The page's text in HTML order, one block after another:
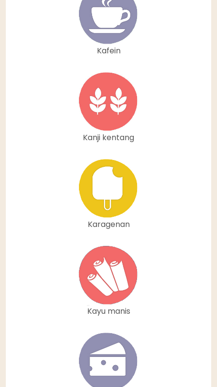
Kafein
Kanji kentang
Karagenan
Kayu manis